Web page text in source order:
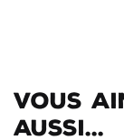
Vous
aussi...